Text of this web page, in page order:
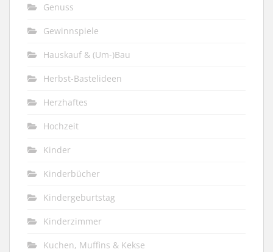
Genuss
Gewinnspiele
Hauskauf & (Um-)Bau
Herbst-Bastelideen
Herzhaftes
Hochzeit
Kinder
Kinderbücher
Kindergeburtstag
Kinderzimmer
Kuchen, Muffins & Kekse